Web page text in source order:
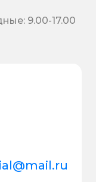
9.00-17.00